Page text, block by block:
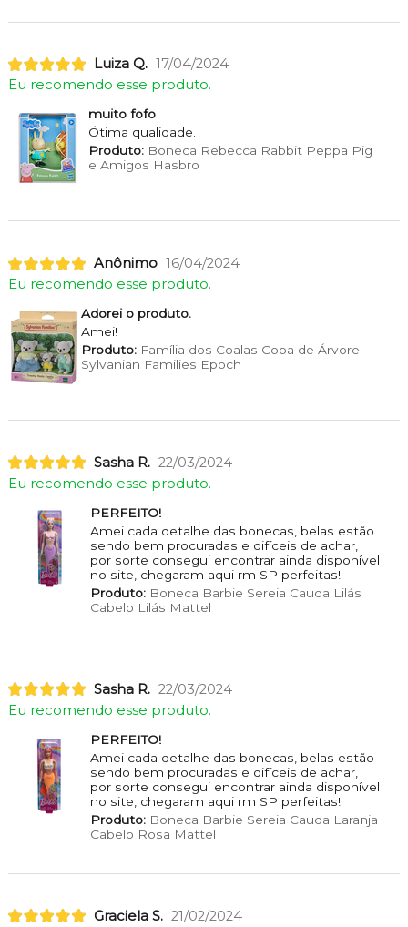
Luiza Q. 17/04/2024
Eu recomendo esse produto.
muito fofo
Ótima qualidade.
Produto:Boneca Rebecca Rabbit Peppa Pig
e Amigos Hasbro
Anônimo 16/04/2024
Eu recomendo esse produto.
Adorei o produto.
Amei!
Produto:Família dos Coalas Copa de Árvore
Sylvanian Families Epoch
Sasha R. 22/03/2024
Eu recomendo esse produto.
PERFEITO!
Amei cada detalhe das bonecas, belas estão
sendo bem procuradas e difíceis de achar,
por sorte consegui encontrar ainda disponível
no site, chegaram aqui rm SP perfeitas!
Produto:Boneca Barbie Sereia Cauda Lilás
Cabelo Lilás Mattel
Sasha R. 22/03/2024
Eu recomendo esse produto.
PERFEITO!
Amei cada detalhe das bonecas, belas estão
sendo bem procuradas e difíceis de achar,
por sorte consegui encontrar ainda disponível
no site, chegaram aqui rm SP perfeitas!
Produto:Boneca Barbie Sereia Cauda Laranja
Cabelo Rosa Mattel
Graciela S. 21/02/2024